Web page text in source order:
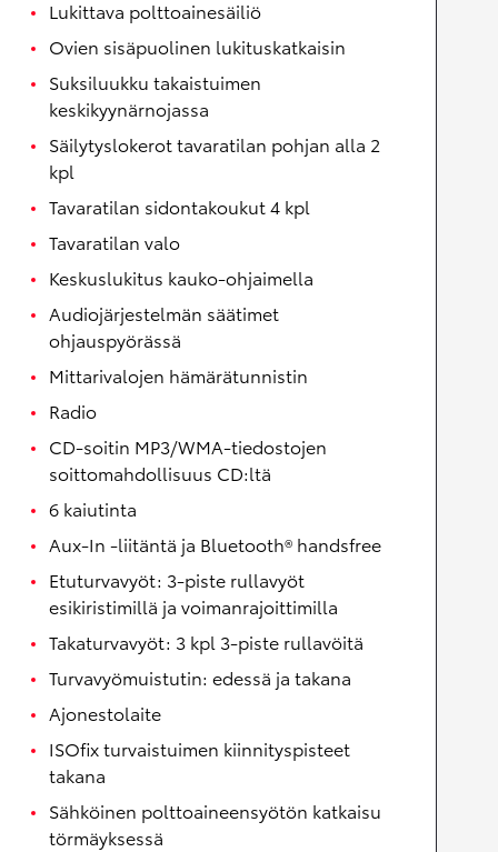
Lukittava polttoainesäiliö
Ovien sisäpuolinen lukituskatkaisin
Suksiluukku takaistuimen
keskikyynärnojassa
Säilytyslokerot tavaratilan pohjan alla 2
kpl
Tavaratilan sidontakoukut 4 kpl
Tavaratilan valo
Keskuslukitus kauko-ohjaimella
Audiojärjestelmän säätimet
ohjauspyörässä
Mittarivalojen hämärätunnistin
Radio
CD-soitin MP3/WMA-tiedostojen
soittomahdollisuus CD:ltä
6 kaiutinta
Aux-In -liitäntä ja Bluetooth® handsfree
Etuturvavyöt: 3-piste rullavyöt
esikiristimillä ja voimanrajoittimilla
Takaturvavyöt: 3 kpl 3-piste rullavöitä
Turvavyömuistutin: edessä ja takana
Ajonestolaite
ISOfix turvaistuimen kiinnityspisteet
takana
Sähköinen polttoaineensyötön katkaisu
törmäyksessä